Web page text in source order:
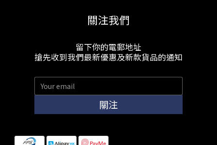
關注我們
留下你的電郵地址
搶先收到我們最新優惠及新款貨品的通知
關注